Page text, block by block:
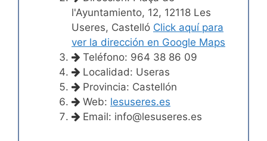
l'Ayuntamiento, 12, 12118 Les
Useres, Castelló Click aquí para
ver la dirección en Google Maps
Teléfono: 964 38 86 09
Localidad: Useras
Provincia: Castellón
Web: lesuseres.es
Email: info@lesuseres.es